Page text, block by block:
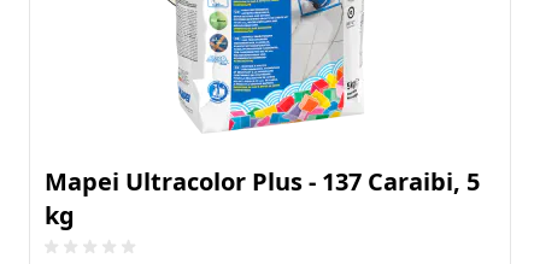
Mapei Ultracolor Plus - 137 Caraibi, 5
kg